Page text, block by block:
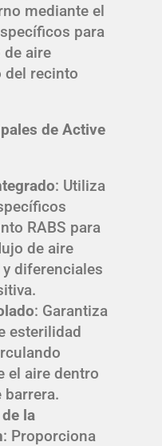
mediante el
para
aire
del recinto
de Active
: Utiliza
RABS para
de aire
diferenciales
: Garantiza
esterilidad
el aire dentro
barrera.
la
: Proporciona